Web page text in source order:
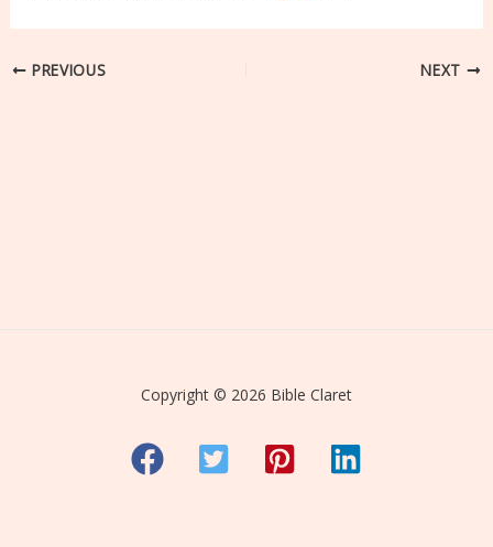
PREVIOUS NEXT
Copyright © 2026 Bible Claret